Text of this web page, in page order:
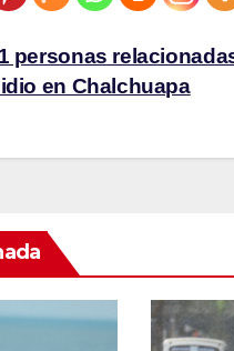
personas
en Chalchuapa